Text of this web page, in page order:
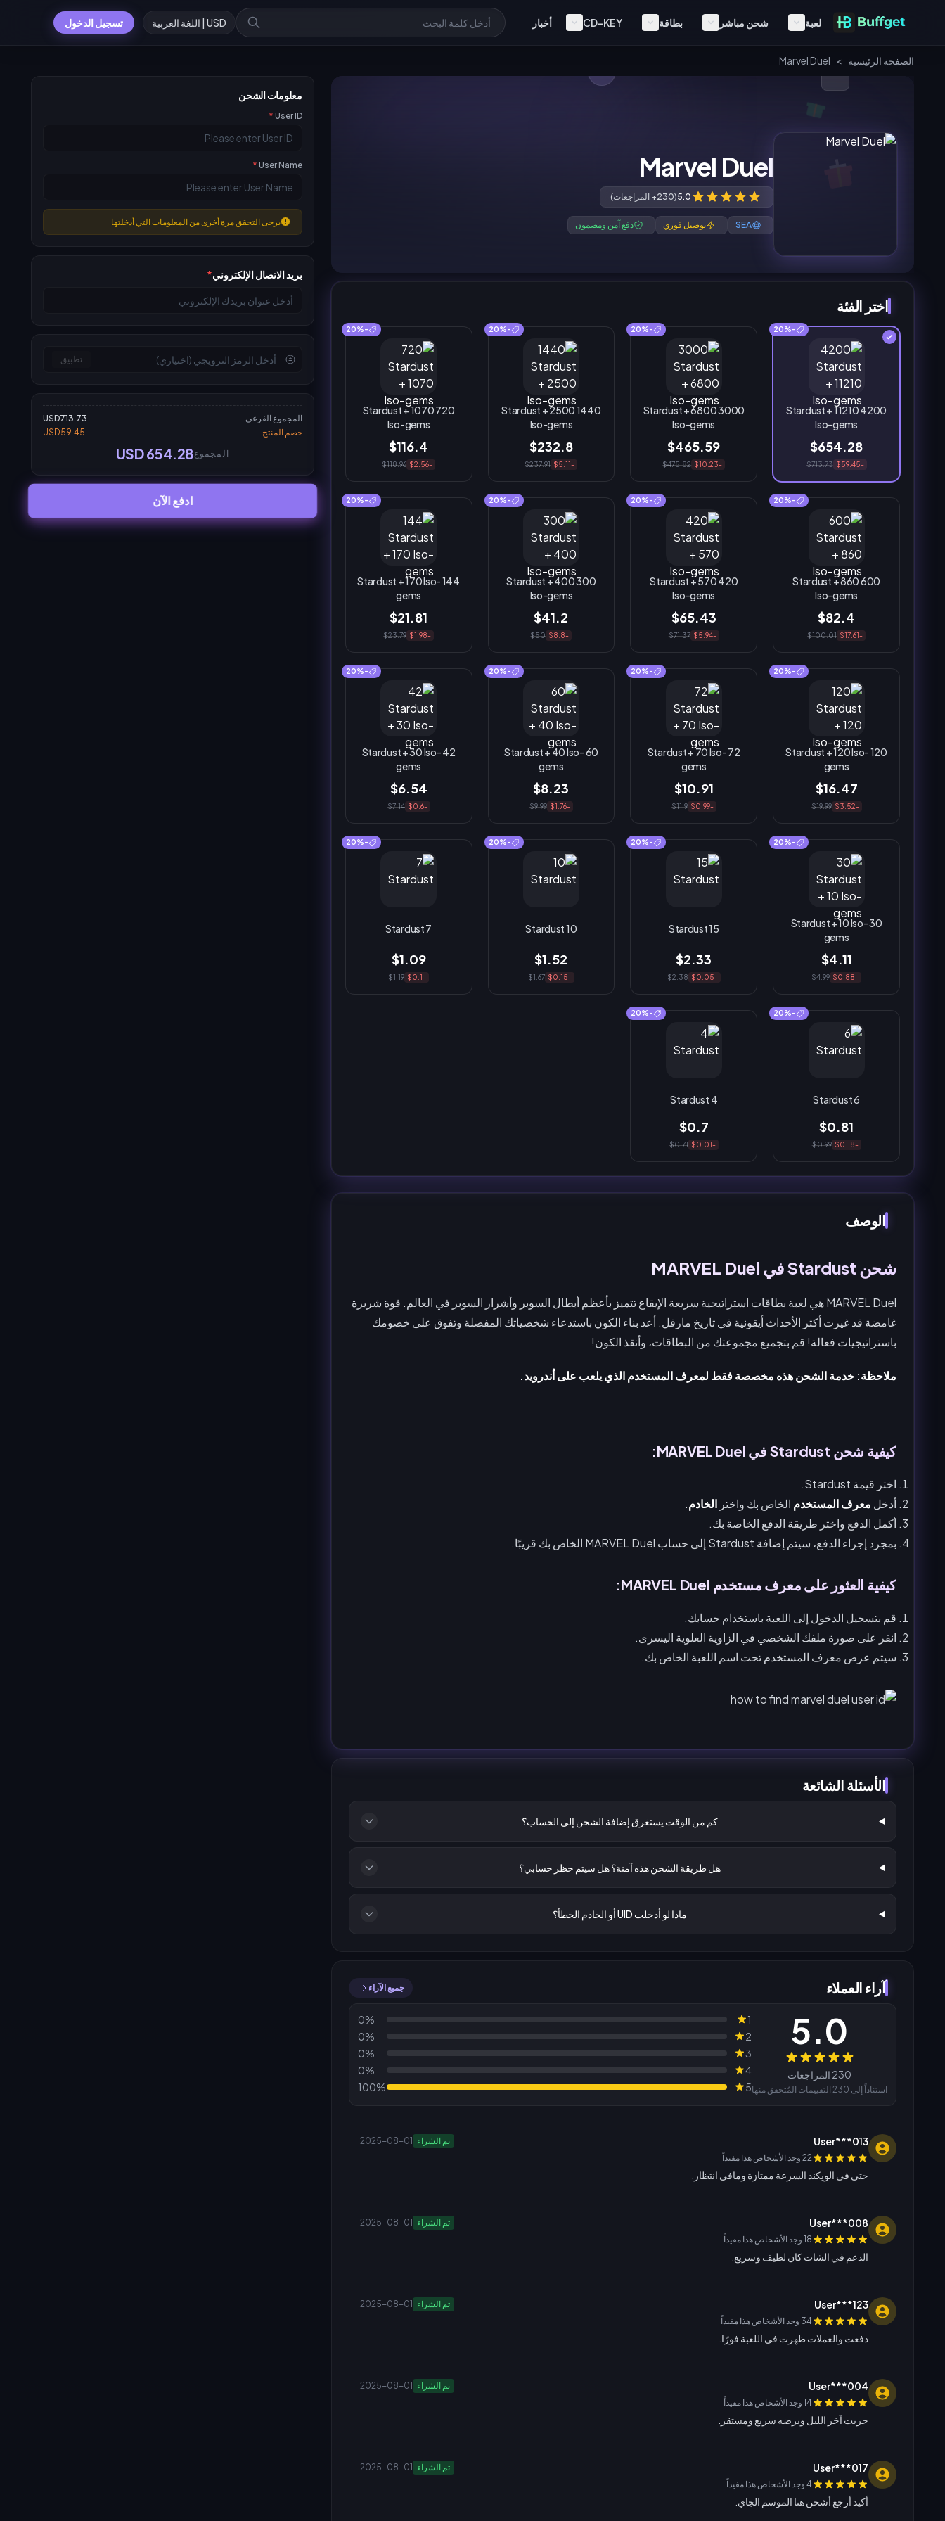
لعبة شحن مباشر بطاقة CD-KEY أخبار USD | اللغة العربية تسجيل الدخول
الصفحة الرئيسية >
Marvel Duel
Marvel Duel
5.0(230+ المراجعات)
SEA توصيل فوري دفع آمن ومضمون
اختر الفئة
-20%
4200 Stardust + 11210
Iso-gems
$654.28
-$59.45
$713.73
-20%
3000 Stardust + 6800
Iso-gems
$465.59
-$10.23
$475.82
-20%
1440 Stardust + 2500
Iso-gems
$232.8
-$5.11
$237.91
-20%
720 Stardust + 1070
Iso-gems
$116.4
-$2.56
$118.96
-20%
600 Stardust + 860
Iso-gems
$82.4
-$17.61
$100.01
-20%
420 Stardust + 570
Iso-gems
$65.43
-$5.94
$71.37
-20%
300 Stardust + 400
Iso-gems
$41.2
-$8.8
$50
-20%
144 Stardust + 170 Iso-
gems
$21.81
-$1.98
$23.79
-20%
120 Stardust + 120 Iso-
gems
$16.47
-$3.52
$19.99
-20%
72 Stardust + 70 Iso-
gems
$10.91
-$0.99
$11.9
-20%
60 Stardust + 40 Iso-
gems
$8.23
-$1.76
$9.99
-20%
42 Stardust + 30 Iso-
gems
$6.54
-$0.6
$7.14
-20%
30 Stardust + 10 Iso-
gems
$4.11
-$0.88
$4.99
-20%
15 Stardust
$2.33
-$0.05
$2.38
-20%
10 Stardust
$1.52
-$0.15
$1.67
-20%
7 Stardust
$1.09
-$0.1
$1.19
-20%
6 Stardust
$0.81
-$0.18
$0.99
-20%
4 Stardust
$0.7
-$0.01
$0.71
معلومات الشحن
User ID
*
User Name
*
يرجى التحقق مرة أخرى من المعلومات التي أدخلتها.
بريد الاتصال الإلكتروني*
تطبيق
المجموع الفرعي
USD713.73
خصم المنتج
- USD59.45
المجموعUSD 654.28
ادفع الآن
الوصف
شحن Stardust في MARVEL Duel
MARVEL Duel هي لعبة بطاقات استراتيجية سريعة الإيقاع تتميز بأعظم أبطال السوبر وأشرار السوبر في العالم. قوة شريرة
غامضة قد غيرت أكثر الأحداث أيقونية في تاريخ مارفل. أعد بناء الكون باستدعاء شخصياتك المفضلة وتفوق على خصومك
باستراتيجيات فعالة! قم بتجميع مجموعتك من البطاقات، وأنقذ الكون!
ملاحظة: خدمة الشحن هذه مخصصة فقط لمعرف المستخدم الذي يلعب على أندرويد.
كيفية شحن Stardust في MARVEL Duel:
اختر قيمة Stardust.
أدخل معرف المستخدم الخاص بك واختر الخادم.
أكمل الدفع واختر طريقة الدفع الخاصة بك.
بمجرد إجراء الدفع، سيتم إضافة Stardust إلى حساب MARVEL Duel الخاص بك قريبًا.
كيفية العثور على معرف مستخدم MARVEL Duel:
قم بتسجيل الدخول إلى اللعبة باستخدام حسابك.
انقر على صورة ملفك الشخصي في الزاوية العلوية اليسرى.
سيتم عرض معرف المستخدم تحت اسم اللعبة الخاص بك.
الأسئلة الشائعة
كم من الوقت يستغرق إضافة الشحن إلى الحساب؟
هل طريقة الشحن هذه آمنة؟ هل سيتم حظر حسابي؟
ماذا لو أدخلت UID أو الخادم الخطأ؟
آراء العملاء جميع الآراء
المراجعات
5.0
230 المراجعات
استناداً إلى 230 التقييمات المُتحقق منها
1
0%
2
0%
3
0%
4
0%
5
100%
User***013 تم الشراء 2025-08-01
22 وجد الأشخاص هذا مفيداً
حتى في الويكند السرعة ممتازة ومافي انتظار.
User***008 تم الشراء 2025-08-01
18 وجد الأشخاص هذا مفيداً
الدعم في الشات كان لطيف وسريع.
User***123 تم الشراء 2025-08-01
34 وجد الأشخاص هذا مفيداً
دفعت والعملات ظهرت في اللعبة فورًا.
User***004 تم الشراء 2025-08-01
14 وجد الأشخاص هذا مفيداً
جربت آخر الليل وبرضه سريع ومستقر.
User***017 تم الشراء 2025-08-01
4 وجد الأشخاص هذا مفيداً
أكيد أرجع أشحن هنا الموسم الجاي.